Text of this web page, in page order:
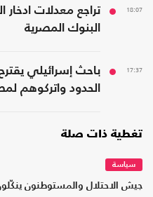
18:07
تراجع معدلات
البنوك المصرية
17:37
باحث إسرائيلي
الحدود واتركوهم
تغطية ذات صلة
سياسة
جيش الاحتلال والمستوطنون